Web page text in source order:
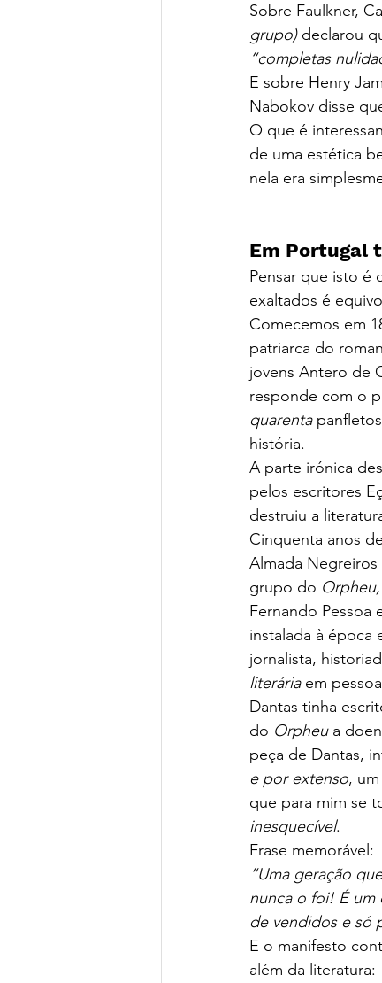
Sobre Faulkner,
grupo) declarou
“completas
E sobre Henry
Nabokov disse
O que é
de uma estética
nela era
Em Portugal
Pensar que isto é
exaltados é
Comecemos em
patriarca do
jovens Antero de
responde com o
quarenta panfletos
história.
A parte irónica
pelos escritores
destruiu a
Cinquenta anos
Almada
grupo do Orpheu,
Fernando Pessoa
instalada à época
jornalista,
literária em
Dantas tinha
do Orpheu a
peça de Dantas,
e por extenso,
que para mim se
inesquecível.
Frase memorável:
“Uma geração
nunca o foi! É um
de vendidos e só
E o manifesto
além da literatura: